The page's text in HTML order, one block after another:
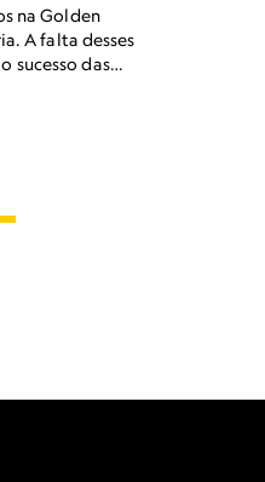
na Golden
A falta desses
sucesso das